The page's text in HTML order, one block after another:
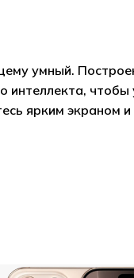
умный.
интеллекта,
ярким экраном